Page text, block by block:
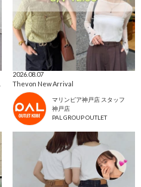
2026.08.07
Thevon New Arrival
マリンピア神戸店 スタッフ
神戸店
PAL GROUP OUTLET